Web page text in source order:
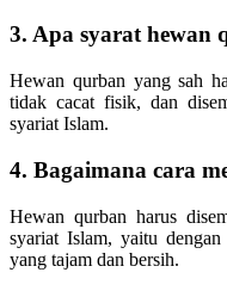
3. Apa syarat hewan
Hewan qurban yang sah
tidak cacat fisik, dan
syariat Islam.
4. Bagaimana cara
Hewan qurban harus
syariat Islam, yaitu
yang tajam dan bersih.